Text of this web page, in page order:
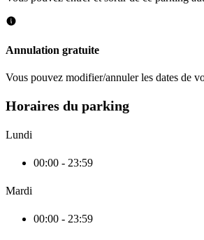
Annulation gratuite
Vous pouvez modifier/annuler les dates de
Horaires du parking
Lundi
00:00 - 23:59
Mardi
00:00 - 23:59